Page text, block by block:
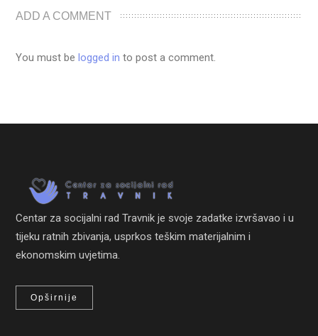
ADD A COMMENT
You must belogged in to post a comment.
Centar za socijalni rad Travnik je svoje zadatke izvršavao i u
tijeku ratnih zbivanja, usprkos teškim materijalnim i
ekonomskim uvjetima.
Opširnije